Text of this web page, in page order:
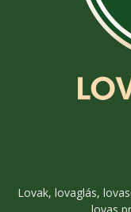
Lovak, lovaglás,